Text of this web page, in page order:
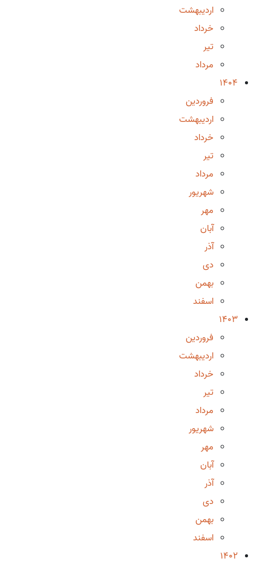
اردیبهشت
خرداد
تیر
مرداد
1404
فروردین
اردیبهشت
خرداد
تیر
مرداد
شهریور
مهر
آبان
آذر
دی
بهمن
اسفند
1403
فروردین
اردیبهشت
خرداد
تیر
مرداد
شهریور
مهر
آبان
آذر
دی
بهمن
اسفند
1402